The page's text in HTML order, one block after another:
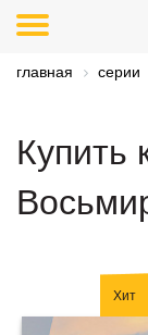
главная серии
Купить
Хит